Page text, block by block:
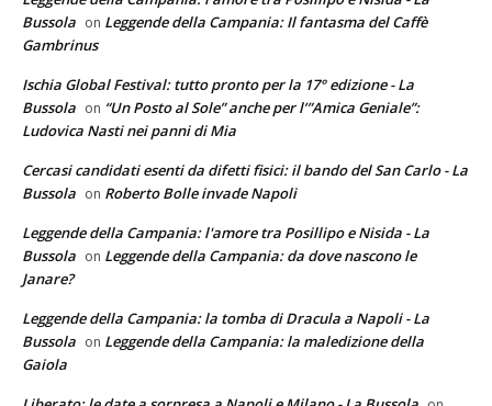
Bussola on Leggende della Campania: Il fantasma del Caffè
Gambrinus
Ischia Global Festival: tutto pronto per la 17° edizione - La
Bussola on “Un Posto al Sole” anche per l’”Amica Geniale”:
Ludovica Nasti nei panni di Mia
Cercasi candidati esenti da difetti fisici: il bando del San Carlo - La
Bussola on Roberto Bolle invade Napoli
Leggende della Campania: l'amore tra Posillipo e Nisida - La
Bussola on Leggende della Campania: da dove nascono le
Janare?
Leggende della Campania: la tomba di Dracula a Napoli - La
Bussola on Leggende della Campania: la maledizione della
Gaiola